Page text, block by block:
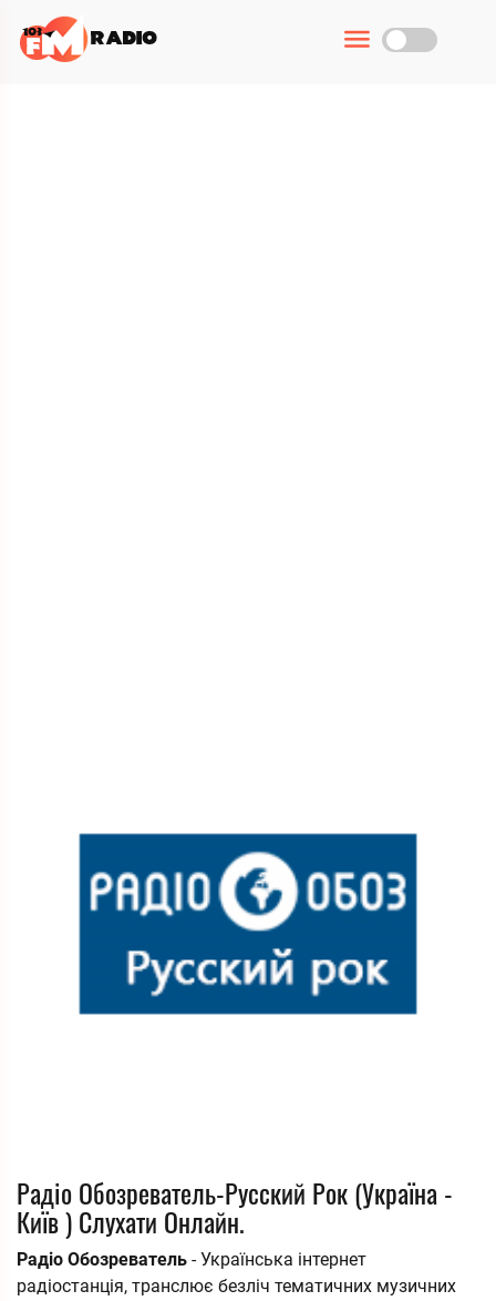
Радіо Обозреватель-Русский Рок (Україна -
Київ ) Слухати Онлайн.
Радіо Обозреватель - Українська інтернет
радіостанція, транслює безліч тематичних музичних